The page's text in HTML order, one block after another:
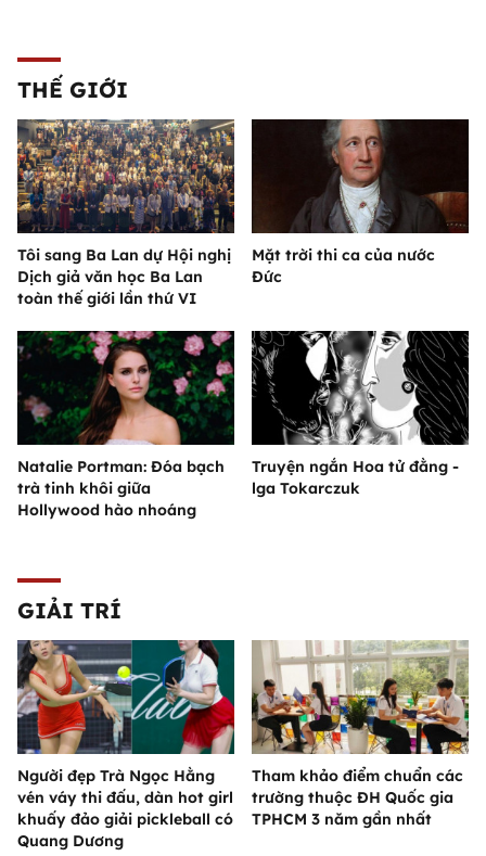
THẾ GIỚI
Tôi sang Ba Lan dự Hội nghị
Dịch giả văn học Ba Lan
toàn thế giới lần thứ VI
Mặt trời thi ca của nước
Đức
Natalie Portman: Đóa bạch
trà tinh khôi giữa
Hollywood hào nhoáng
Truyện ngắn Hoa tử đằng -
lga Tokarczuk
GIẢI TRÍ
Người đẹp Trà Ngọc Hằng
vén váy thi đấu, dàn hot girl
khuấy đảo giải pickleball có
Quang Dương
Tham khảo điểm chuẩn các
trường thuộc ĐH Quốc gia
TPHCM 3 năm gần nhất